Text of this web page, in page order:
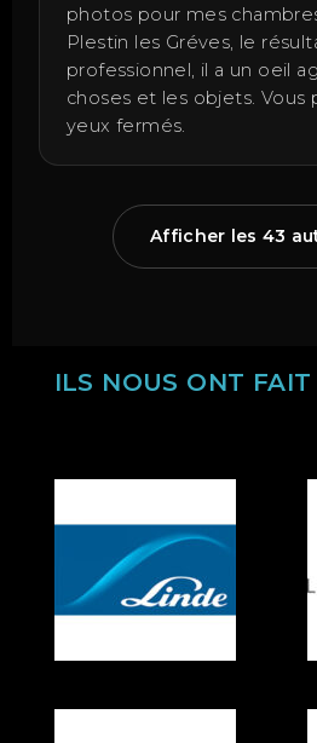
photos pour mes
Plestin les Gréves, le
professionnel, il a un oeil
choses et les objets. Vous
yeux fermés.
Afficher les 43
ILS NOUS ONT